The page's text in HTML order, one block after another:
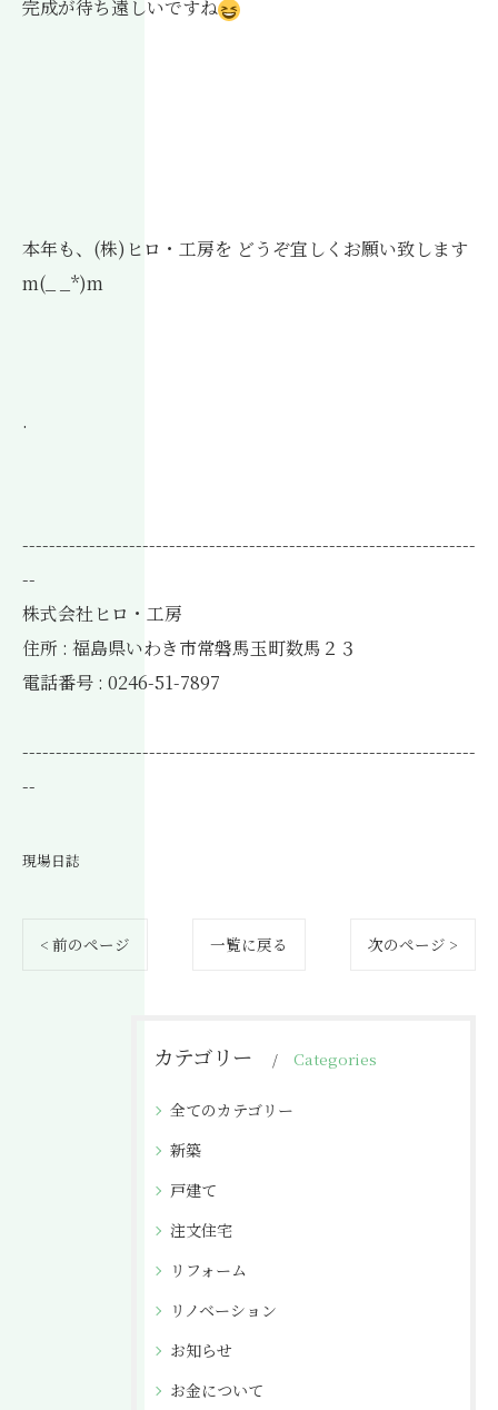
完成が待ち遠しいですね
本年も、(株)ヒロ・工房を どうぞ宜しくお願い致します
m(_ _*)m
.
--------------------------------------------------------------------
--
株式会社ヒロ・工房
住所 : 福島県いわき市常磐馬玉町数馬２３
電話番号 : 0246-51-7897
--------------------------------------------------------------------
--
現場日誌
< 前のページ 一覧に戻る 次のページ >
カテゴリー Categories
全てのカテゴリー
新築
戸建て
注文住宅
リフォーム
リノベーション
お知らせ
お金について